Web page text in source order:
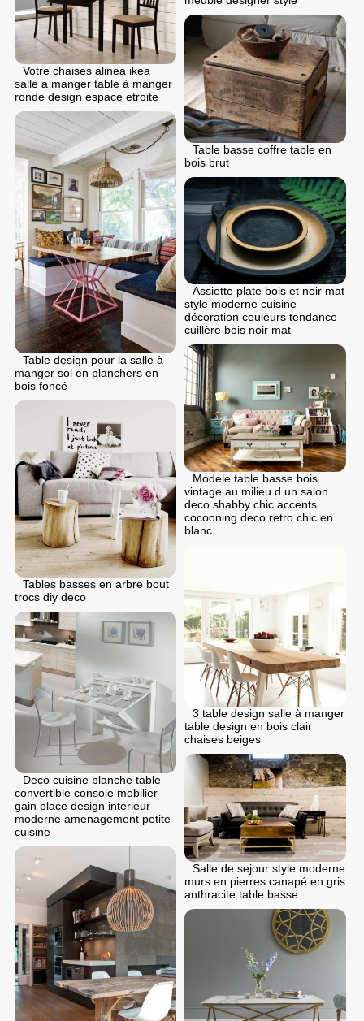
Votre chaises alinea ikea
salle a manger table à manger
ronde design espace etroite
Table basse coffre table en
bois brut
Table design pour la salle à
manger sol en planchers en
bois foncé
Assiette plate bois et noir mat
style moderne cuisine
décoration couleurs tendance
cuillère bois noir mat
Modele table basse bois
vintage au milieu d un salon
deco shabby chic accents
cocooning deco retro chic en
blanc
Tables basses en arbre bout
trocs diy deco
3 table design salle à manger
table design en bois clair
chaises beiges
Deco cuisine blanche table
convertible console mobilier
gain place design interieur
moderne amenagement petite
cuisine
Salle de sejour style moderne
murs en pierres canapé en gris
anthracite table basse